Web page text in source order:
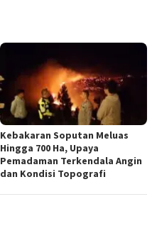
Kebakaran Soputan Meluas
Hingga 700 Ha, Upaya
Pemadaman Terkendala Angin
dan Kondisi Topografi